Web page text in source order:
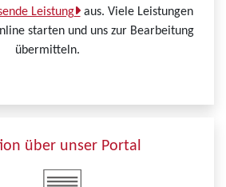
Leistung aus. Viele Leistungen
starten und uns zur Bearbeitung
übermitteln.
über unser Portal